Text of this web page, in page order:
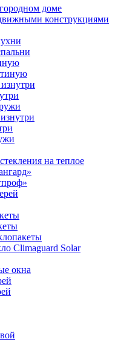
доме
конструкциями
на теплое
Climaguard Solar
окна